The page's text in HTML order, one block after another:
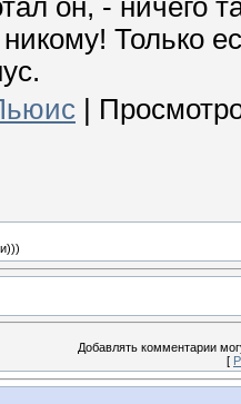
он, - ничего
Только
Добавлять комментарии
[